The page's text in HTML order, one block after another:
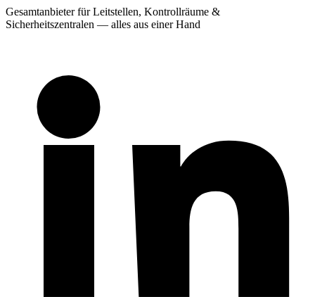
Gesamtanbieter für Leitstellen, Kontrollräume &
Sicherheitszentralen — alles aus einer Hand